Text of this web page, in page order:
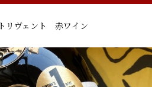
リヴェント 赤ワイン